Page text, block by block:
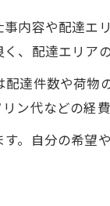
の可能性
自由度
働き方
時間管理
ア
内容や配達エ
、配達エリア
達件数や荷物
ン代などの経
。自分の希望